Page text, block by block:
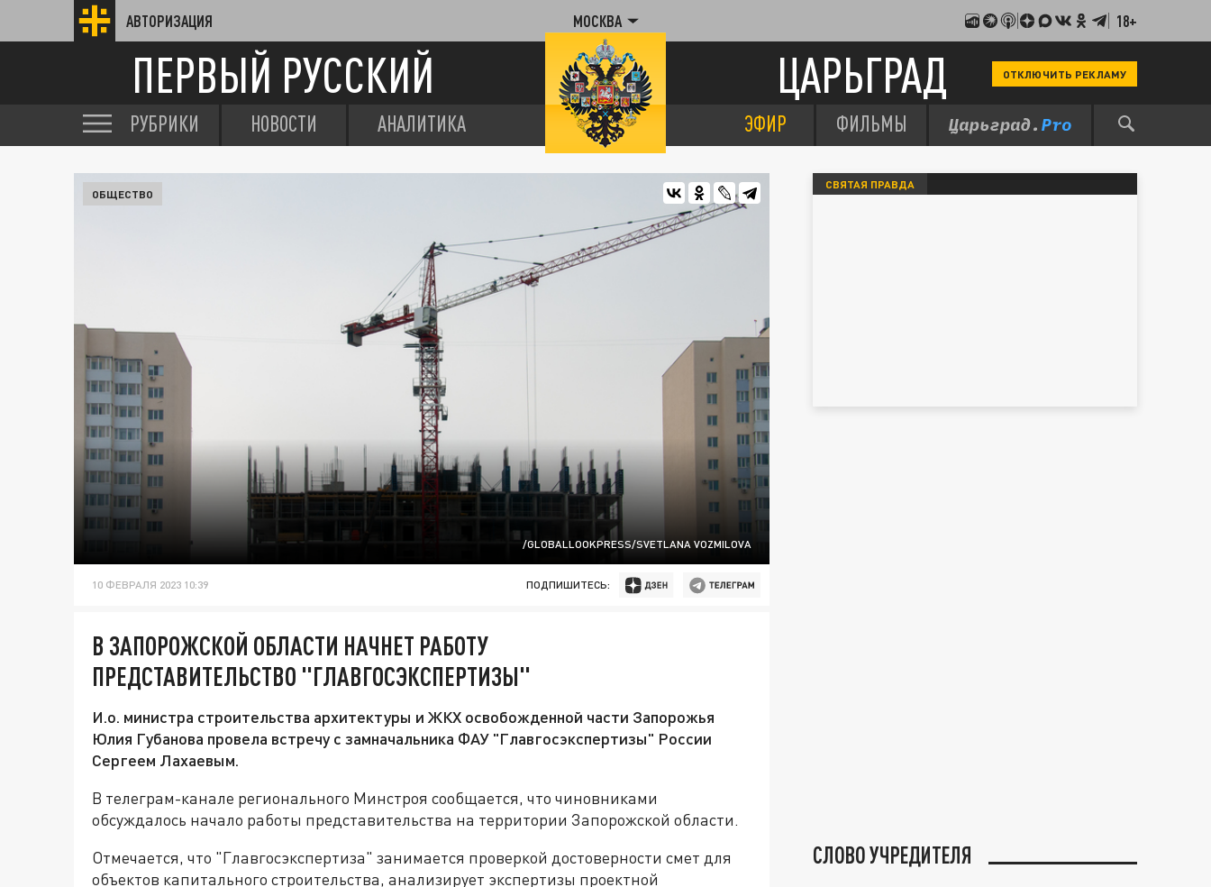
АВТОРИЗАЦИЯ МОСКВА 18+
ПЕРВЫЙ РУССКИЙ ЦАРЬГРАД ОТКЛЮЧИТЬ РЕКЛАМУ
РУБРИКИ НОВОСТИ АНАЛИТИКА ЭФИР ФИЛЬМЫ
/GLOBALLOOKPRESS/SVETLANA VOZMILOVA
ОБЩЕСТВО
10 ФЕВРАЛЯ 2023 10:39 ПОДПИШИТЕСЬ:
В ЗАПОРОЖСКОЙ ОБЛАСТИ НАЧНЕТ РАБОТУ
ПРЕДСТАВИТЕЛЬСТВО "ГЛАВГОСЭКСПЕРТИЗЫ"
И.о. министра строительства архитектуры и ЖКХ освобожденной части Запорожья
Юлия Губанова провела встречу с замначальника ФАУ "Главгосэкспертизы" России
Сергеем Лахаевым.
В телеграм-канале регионального Минстроя сообщается, что чиновниками
обсуждалось начало работы представительства на территории Запорожской области.
Отмечается, что "Главгосэкспертиза" занимается проверкой достоверности смет для
объектов капитального строительства, анализирует экспертизы проектной
СВЯТАЯ ПРАВДА
СЛОВО УЧРЕДИТЕЛЯ